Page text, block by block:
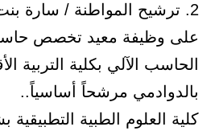
2. ترشيح المواطنة / سارة
على وظيفة معيد تخصص
الحاسب الآلي بكلية التربية
بالدوادمي مرشحاً أساسياً..
كلية العلوم الطبية التطبيقية